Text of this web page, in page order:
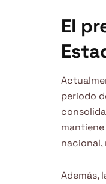
El
periodo
nacional,
Además,